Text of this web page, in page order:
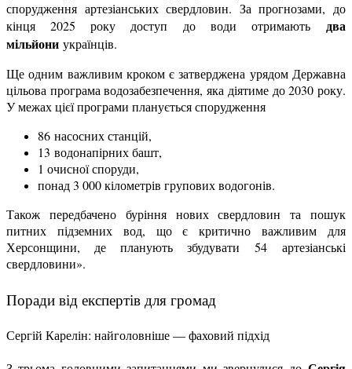
спорудження артезіанських свердловин. За прогнозами, до
кінця 2025 року доступ до води отримають два
мільйони українців.
Ще одним важливим кроком є затверджена урядом Державна
цільова програма водозабезпечення, яка діятиме до 2030 року.
У межах цієї програми планується спорудження
86 насосних станцій,
13 водонапірних башт,
1 очисної споруди,
понад 3 000 кілометрів групових водогонів.
Також передбачено буріння нових свердловин та пошук
питних підземних вод, що є критично важливим для
Херсонщини, де планують збудувати 54 артезіанські
свердловини».
Поради від експертів для громад
Сергій Карелін: найголовніше — фаховий підхід